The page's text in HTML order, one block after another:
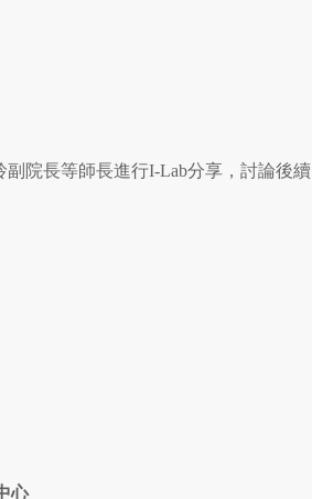
副院長等師長進行I-Lab分享，討論後續
心